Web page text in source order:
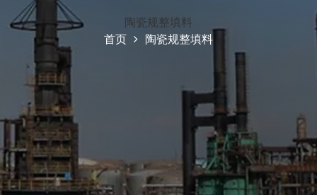
陶瓷规整填料
首页
陶瓷规整填料